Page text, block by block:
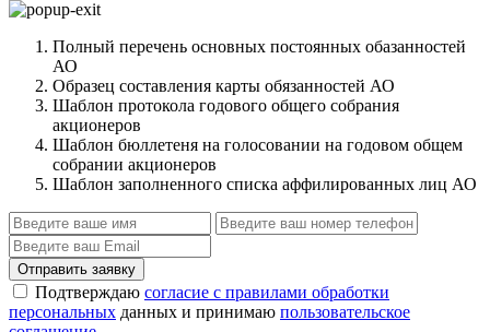
Полный перечень основных постоянных обазанностей
АО
Образец составления карты обязанностей АО
Шаблон протокола годового общего собрания
акционеров
Шаблон бюллетеня на голосовании на годовом общем
собрании акционеров
Шаблон заполненного списка аффилированных лиц АО
Отправить заявку
Подтверждаю согласие с правилами обработки
персональных данных и принимаю пользовательское